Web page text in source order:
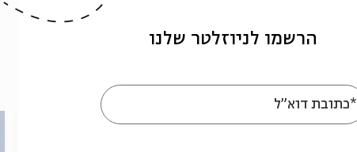
הרשמו לניוזלטר שלנו
*כתובת דוא"ל